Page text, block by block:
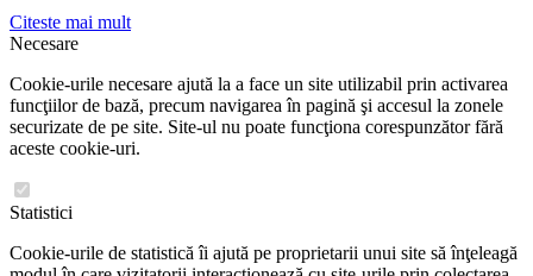
Citeste mai mult
Necesare
Cookie-urile necesare ajută la a face un site utilizabil prin activarea
funcţiilor de bază, precum navigarea în pagină şi accesul la zonele
securizate de pe site. Site-ul nu poate funcţiona corespunzător fără
aceste cookie-uri.
Statistici
Cookie-urile de statistică îi ajută pe proprietarii unui site să înţeleagă